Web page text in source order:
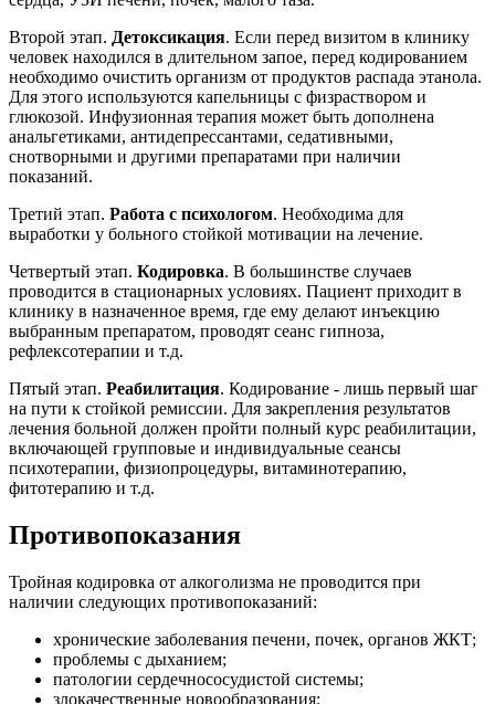
Второй этап. Детоксикация. Если перед визитом в клинику
человек находился в длительном запое, перед кодированием
необходимо очистить организм от продуктов распада этанола.
Для этого используются капельницы с физраствором и
глюкозой. Инфузионная терапия может быть дополнена
анальгетиками, антидепрессантами, седативными,
снотворными и другими препаратами при наличии
показаний.
Третий этап. Работа с психологом. Необходима для
выработки у больного стойкой мотивации на лечение.
Четвертый этап. Кодировка. В большинстве случаев
проводится в стационарных условиях. Пациент приходит в
клинику в назначенное время, где ему делают инъекцию
выбранным препаратом, проводят сеанс гипноза,
рефлексотерапии и т.д.
Пятый этап. Реабилитация. Кодирование - лишь первый шаг
на пути к стойкой ремиссии. Для закрепления результатов
лечения больной должен пройти полный курс реабилитации,
включающей групповые и индивидуальные сеансы
психотерапии, физиопроцедуры, витаминотерапию,
фитотерапию и т.д.
Противопоказания
Тройная кодировка от алкоголизма не проводится при
наличии следующих противопоказаний:
хронические заболевания печени, почек, органов ЖКТ;
проблемы с дыханием;
патологии сердечнососудистой системы;
злокачественные новообразования;